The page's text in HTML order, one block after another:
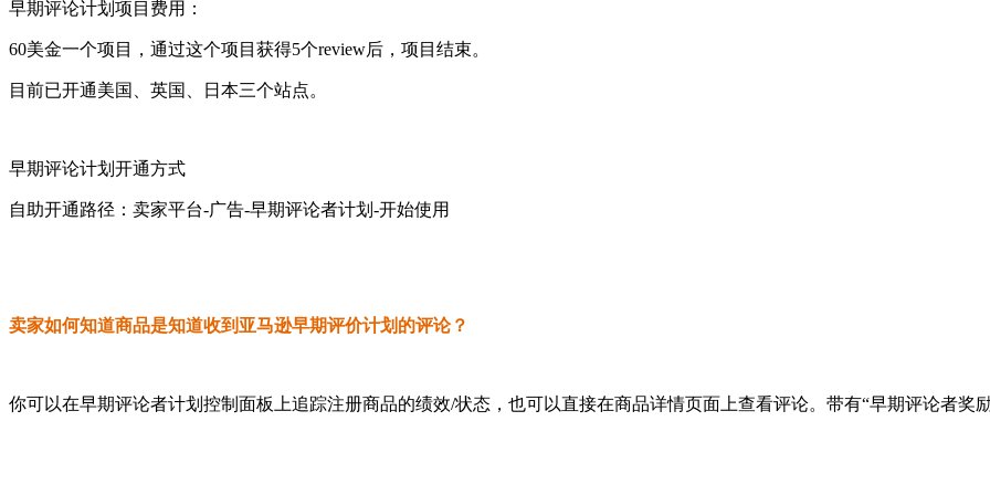
早期评论计划项目费用：
60美金一个项目，通过这个项目获得5个review后，项目结束。
目前已开通美国、英国、日本三个站点。
早期评论计划开通方式
自助开通路径：卖家平台-广告-早期评论者计划-开始使用
卖家如何知道商品是知道收到亚马逊早期评价计划的评论？
你可以在早期评论者计划控制面板上追踪注册商品的绩效/状态，也可以直接在商品详情页面上查看评论。带有“早期评论者奖